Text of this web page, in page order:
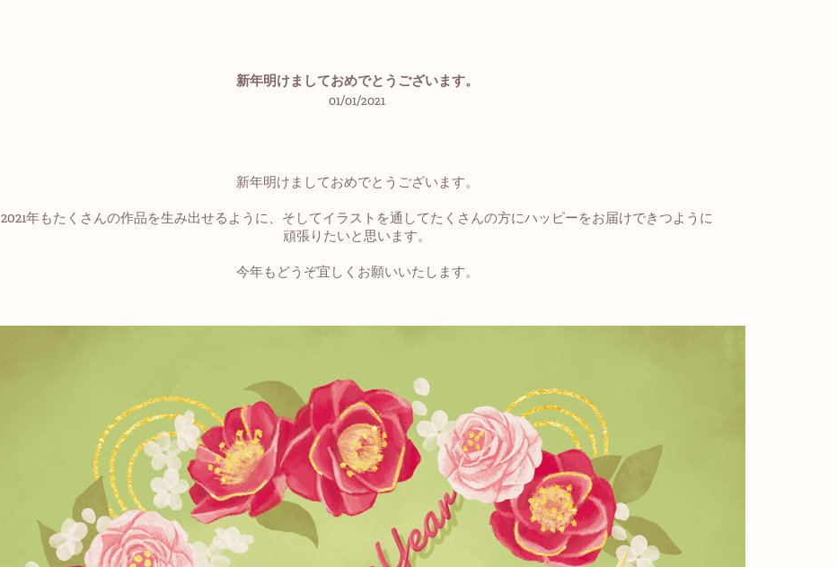
新年明けましておめでとうございます。
01/01/2021
新年明けましておめでとうございます。
2021年もたくさんの作品を生み出せるように、そしてイラストを通してたくさんの方にハッピーをお届けできつように
頑張りたいと思います。
今年もどうぞ宜しくお願いいたします。